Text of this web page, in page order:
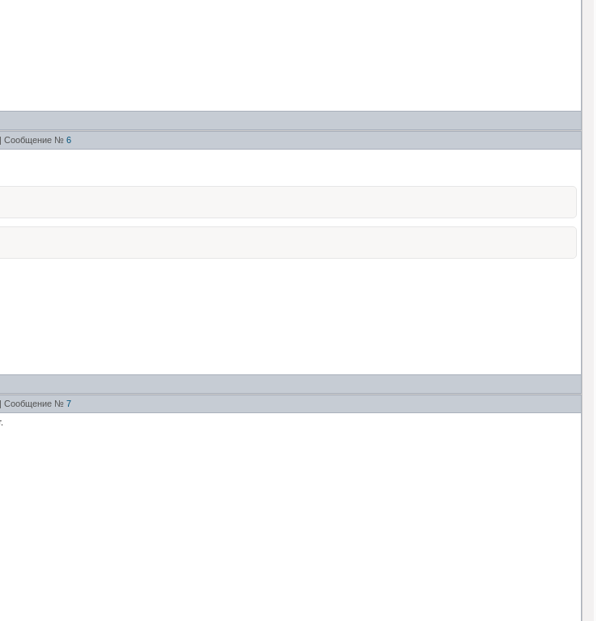
| Сообщение № 6
| Сообщение № 7